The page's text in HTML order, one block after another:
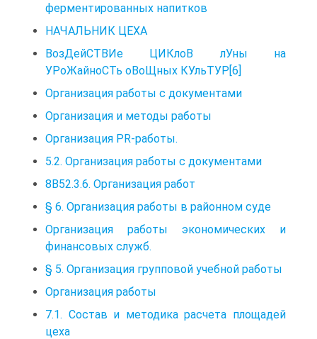
ферментированных напитков
НАЧАЛЬНИК ЦЕХА
ВозДейСТВИе ЦИКлоВ лУны на
УРоЖайноСТь оВоЩных КУльТУР[6]
Организация работы с документами
Организация и методы работы
Организация PR-работы.
5.2. Организация работы с документами
8B52.3.6. Организация работ
§ 6. Организация работы в районном суде
Организация работы экономических и
финансовых служб.
§ 5. Организация групповой учебной работы
Организация работы
7.1. Состав и методика расчета площадей
цеха